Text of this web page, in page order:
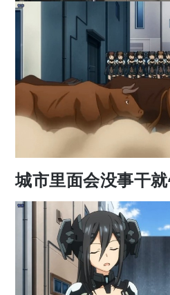
城市里面会没事干